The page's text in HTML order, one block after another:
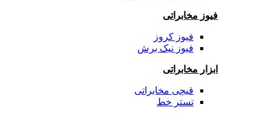
فیوز مخابراتی
فیوز کروز
فیوز نیک برش
ابزار مخابراتی
قیچی مخابراتی
تستر خط